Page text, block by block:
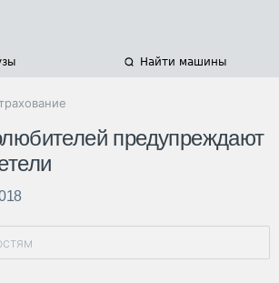
Найти машины
предупреждают